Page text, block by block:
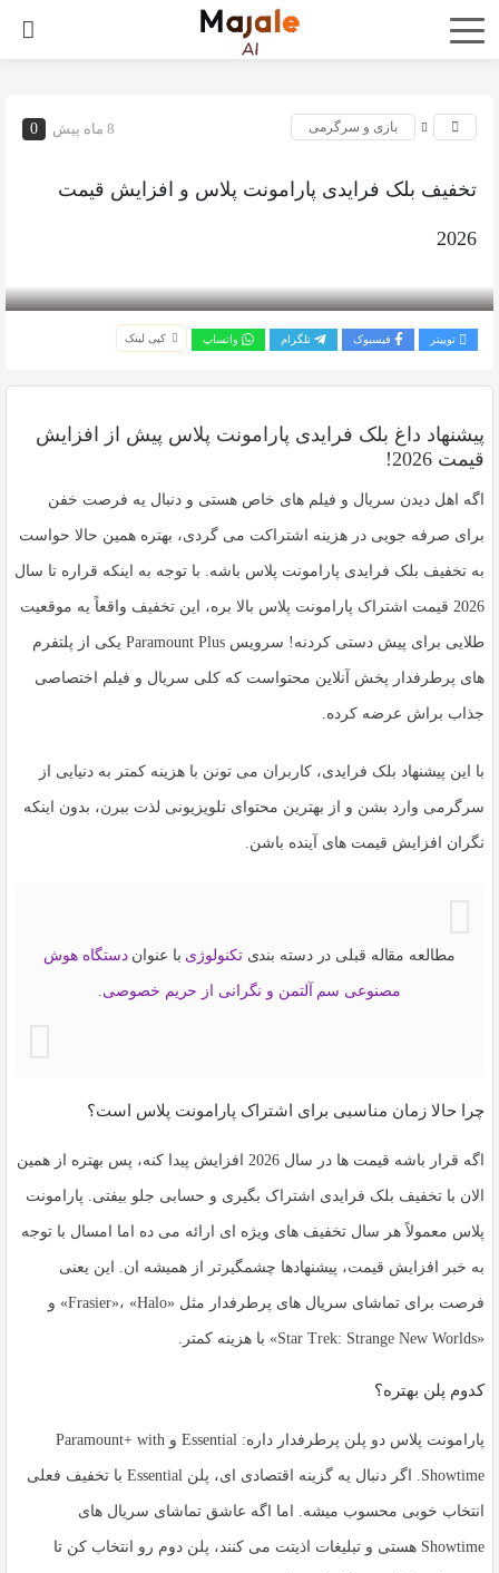
8 ماه پیش 0 بازی و سرگرمی
تخفیف بلک فرایدی پارامونت پلاس و افزایش قیمت
2026
توییتر فیسبوک تلگرام واتساپ کپی لینک
پیشنهاد داغ بلک فرایدی پارامونت پلاس پیش از افزایش
قیمت 2026!
اگه اهل دیدن سریال و فیلم های خاص هستی و دنبال یه فرصت خفن
برای صرفه جویی در هزینه اشتراکت می گردی، بهتره همین حالا حواست
به تخفیف بلک فرایدی پارامونت پلاس باشه. با توجه به اینکه قراره تا سال
2026 قیمت اشتراک پارامونت پلاس بالا بره، این تخفیف واقعاً یه موقعیت
طلایی برای پیش دستی کردنه! سرویس Paramount Plus یکی از پلتفرم
های پرطرفدار پخش آنلاین محتواست که کلی سریال و فیلم اختصاصی
جذاب براش عرضه کرده.
با این پیشنهاد بلک فرایدی، کاربران می تونن با هزینه کمتر به دنیایی از
سرگرمی وارد بشن و از بهترین محتوای تلویزیونی لذت ببرن، بدون اینکه
نگران افزایش قیمت های آینده باشن.
مطالعه مقاله قبلی در دسته بندیتکنولوژی با عنواندستگاه هوش
مصنوعی سم آلتمن و نگرانی از حریم خصوصی
چرا حالا زمان مناسبی برای اشتراک پارامونت پلاس است؟
اگه قرار باشه قیمت ها در سال 2026 افزایش پیدا کنه، پس بهتره از همین
الان با تخفیف بلک فرایدی اشتراک بگیری و حسابی جلو بیفتی. پارامونت
پلاس معمولاً هر سال تخفیف های ویژه ای ارائه می ده اما امسال با توجه
به خبر افزایش قیمت، پیشنهادها چشمگیرتر از همیشه ان. این یعنی
فرصت برای تماشای سریال های پرطرفدار مثل «Frasier»، «Halo» و
«Star Trek: Strange New Worlds» با هزینه کمتر.
کدوم پلن بهتره؟
پارامونت پلاس دو پلن پرطرفدار داره: Essential و Paramount+ with
Showtime. اگر دنبال یه گزینه اقتصادی ای، پلن Essential با تخفیف فعلی
انتخاب خوبی محسوب میشه. اما اگه عاشق تماشای سریال های
Showtime هستی و تبلیغات اذیتت می کنند، پلن دوم رو انتخاب کن تا